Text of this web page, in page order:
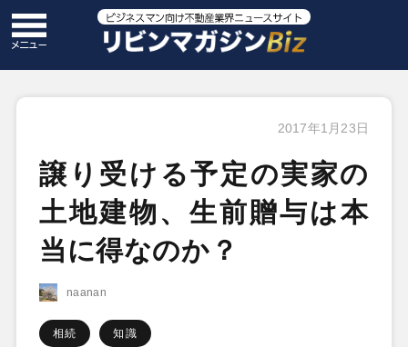
2017年1月23日
譲り受ける予定の実家の
土地建物、生前贈与は本
当に得なのか？
naanan
相続 知識